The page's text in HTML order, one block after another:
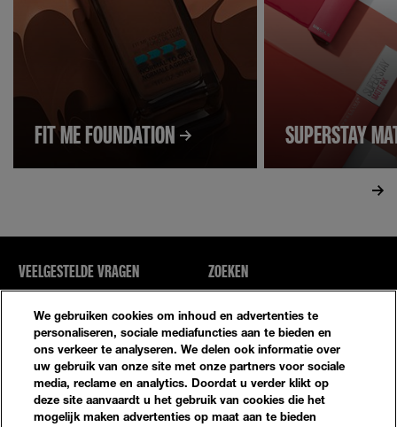
FIT ME FOUNDATION SUPERSTAY
VEELGESTELDE VRAGEN
NEEM CONTACT MET ONS OP
ZOEKEN
SITE-OVERZICHT
Privacybeleid Algemene Voorwaarden
Cookie-Instellingen
We gebruiken cookies om inhoud en advertenties te
personaliseren, sociale mediafuncties aan te bieden en
ons verkeer te analyseren. We delen ook informatie over
uw gebruik van onze site met onze partners voor sociale
media, reclame en analytics. Doordat u verder klikt op
deze site aanvaardt u het gebruik van cookies die het
mogelijk maken advertenties op maat aan te bieden